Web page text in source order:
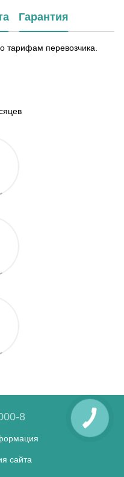
Гарантия
перевозчика.
8
сайта